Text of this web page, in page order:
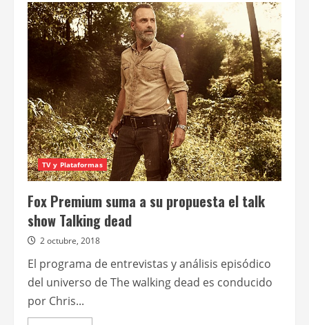
Fox
Premium
difunde
nuevo
arte
de
The
walking
dead
en
América
Latina
TV y Plataformas
Fox Premium suma a su propuesta el talk
show Talking dead
2 octubre, 2018
El programa de entrevistas y análisis episódico
del universo de The walking dead es conducido
por Chris...